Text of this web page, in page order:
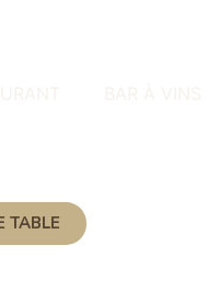
TABLE